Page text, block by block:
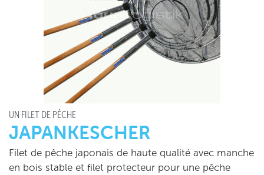
UN FILET DE PÊCHE
JAPANKESCHER
Filet de pêche japonais de haute qualité avec manche
en bois stable et filet protecteur pour une pêche